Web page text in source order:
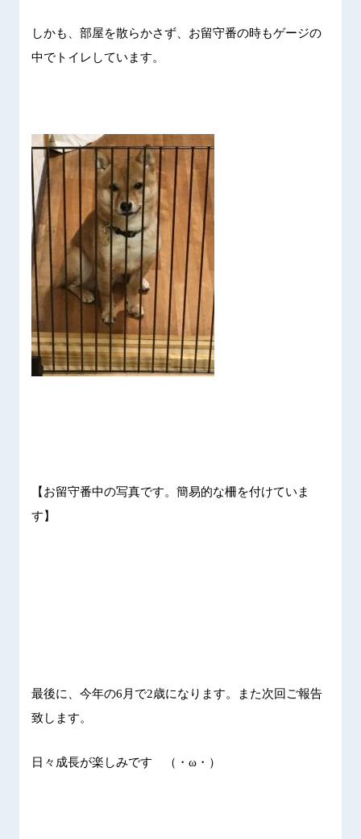
しかも、部屋を散らかさず、お留守番の時もゲージの
中でトイレしています。
【お留守番中の写真です。簡易的な柵を付けていま
す】
最後に、今年の6 月で2歳になります。また次回ご報告
致します。
日々成長が楽しみです （・ω・）